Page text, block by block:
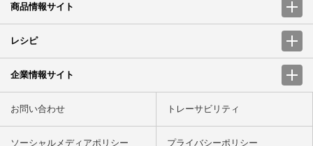
商品情報サイト
レシピ
企業情報サイト
お問い合わせ トレーサビリティ
ソーシャルメディアポリシー プライバシーポリシー